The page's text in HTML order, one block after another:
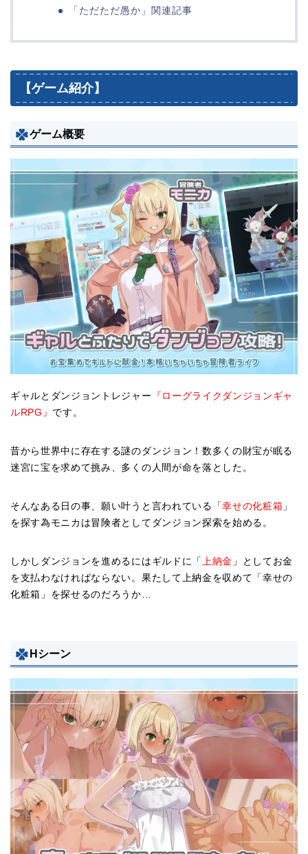
「ただただ愚か」関連記事
【ゲーム紹介】
ゲーム概要
ギャルとダンジョントレジャー
『ローグライクダンジョンギャ
ルRPG』 です。
昔から世界中に存在する謎のダンジョン！数多くの財宝が眠る
迷宮に宝を求めて挑み、多くの人間が命を落とした。
そんなある日の事、願い叶うと言われている「幸せの化粧箱 」
を探す為モニカは冒険者としてダンジョン探索を始める。
しかしダンジョンを進めるにはギルドに「 上納金 」としてお金
を支払わなければならない。果たして上納金を収めて「幸せの
化粧箱」を探せるのだろうか…
Hシーン